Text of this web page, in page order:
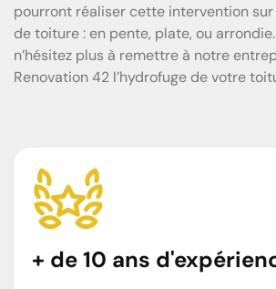
pourront réaliser cette intervention
de toiture : en pente, plate, ou
n’hésitez plus à remettre à notre
Renovation 42 l’hydrofuge de votre
+ de 10 ans